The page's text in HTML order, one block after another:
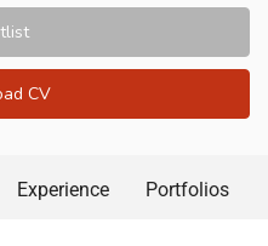
CV
Experience Portfolios